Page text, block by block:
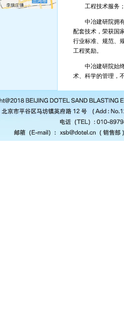
工程技术服务
中冶建研院拥有
配套技术，荣获国
行业标准、规范、
工程奖励。
中冶建研院始终
术、科学的管理，